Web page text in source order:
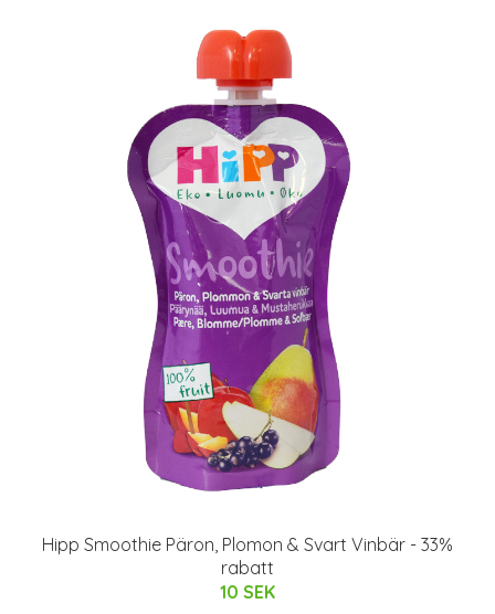
Hipp Smoothie Päron, Plomon & Svart Vinbär - 33%
rabatt
10 SEK